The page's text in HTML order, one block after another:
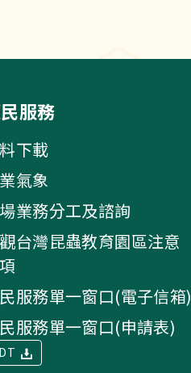
服務
下載
氣象
業務分工及諮詢
台灣昆蟲教育園區注意
服務單一窗口(電子信箱)
服務單一窗口(申請表)